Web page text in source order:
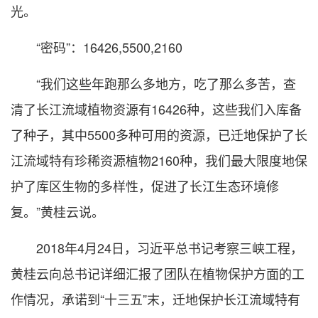
光。
“密码”：16426,5500,2160
“我们这些年跑那么多地方，吃了那么多苦，查
清了长江流域植物资源有16426种，这些我们入库备
了种子，其中5500多种可用的资源，已迁地保护了长
江流域特有珍稀资源植物2160种，我们最大限度地保
护了库区生物的多样性，促进了长江生态环境修
复。”黄桂云说。
2018年4月24日，习近平总书记考察三峡工程，
黄桂云向总书记详细汇报了团队在植物保护方面的工
作情况，承诺到“十三五”末，迁地保护长江流域特有